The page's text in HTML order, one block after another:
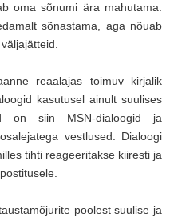
oma sõnumi ära mahutama.
sõnastama, aga nõuab
reaalajas toimuv kirjalik
kasutusel ainult suulises
on siin MSN-dialoogid ja
vestlused. Dialoogi
tihti reageeritakse kiiresti ja
poolest suulise ja